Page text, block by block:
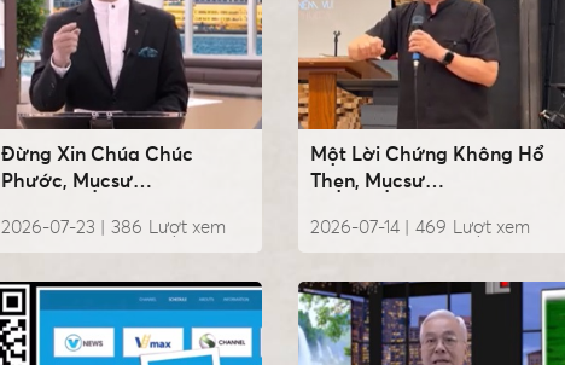
Đừng Xin Chúa Chúc
Phước, Mụcsư
2026-07-23 | Lượt xem
386
Một Lời Chứng Không Hổ
Thẹn, Mụcsư
2026-07-14 | Lượt xem
469